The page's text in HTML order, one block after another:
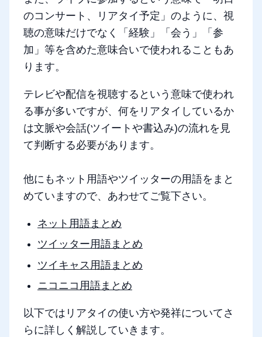
のコンサート、リアタイ予定」のように、視
聴の意味だけでなく「経験」「会う」「参
加」等を含めた意味合いで使われることもあ
ります。
テレビや配信を視聴するという意味で使われ
る事が多いですが、何をリアタイしているか
は文脈や会話(ツイートや書込み)の流れを見
て判断する必要があります。
他にもネット用語やツイッターの用語をまと
めていますので、あわせてご覧下さい。
ネット用語まとめ
ツイッター用語まとめ
ツイキャス用語まとめ
ニコニコ用語まとめ
以下ではリアタイの使い方や発祥についてさ
らに詳しく解説していきます。